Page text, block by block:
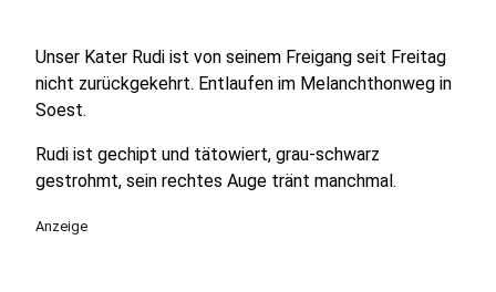
Unser Kater Rudi ist von seinem Freigang seit Freitag
nicht zurückgekehrt. Entlaufen im Melanchthonweg in
Soest.
Rudi ist gechipt und tätowiert, grau-schwarz
gestrohmt, sein rechtes Auge tränt manchmal.
Anzeige